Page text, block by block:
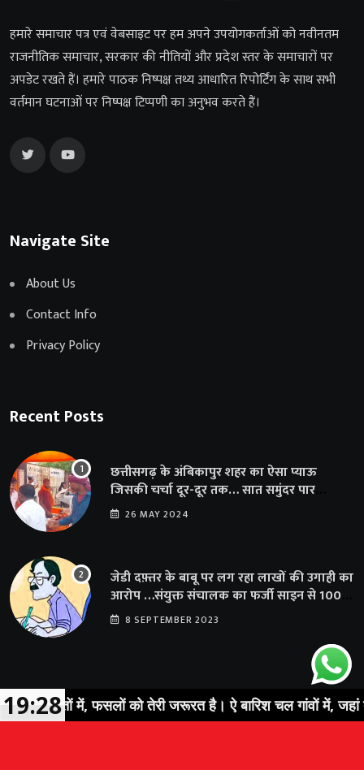
हमारे समाचार पत्र एवं वेबसाइट पर हम अपने उपयोगकर्ताओं को नवीनतम
राजनीतिक समाचार, सरकार की नीतियों और प्रदेश स्तर के समाचारों पर
अपडेट रखते हैं। हमारे पाठक निष्पक्ष तथ्य आधारित रिपोर्टिंग के साथ सभी
वर्तमान घटनाओं पर निष्पक्ष टिप्पणी का अनुभव करते हैं।
Navigate Site
About Us
Contact Info
Privacy Policy
Recent Posts
छत्तीसगढ़ के अंबिकापुर शहर का ऐसा प्याऊ
जिसकी चर्चा दूर-दूर तक… सात समुंदर पार
अमेरिका से भी पहुंचा सहयोग
26 MAY 2024
जेडी दफ़्तर के बाबू पर लग रहा लाखों की उगाही का
आरोप …संयुक्त संचालक का फर्जी साइन से 100
शिक्षकों क़ो थमाया संशोधन आदेश
8 SEPTEMBER 2023
खेतों में, फसलों को तेरी जरूरत है। ऐ बारिश चल गांवों में, जहां तेरी
19:28